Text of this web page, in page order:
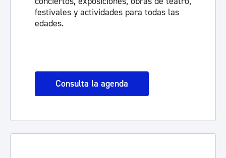
festivales y actividades para todas las
edades.
Consulta la agenda